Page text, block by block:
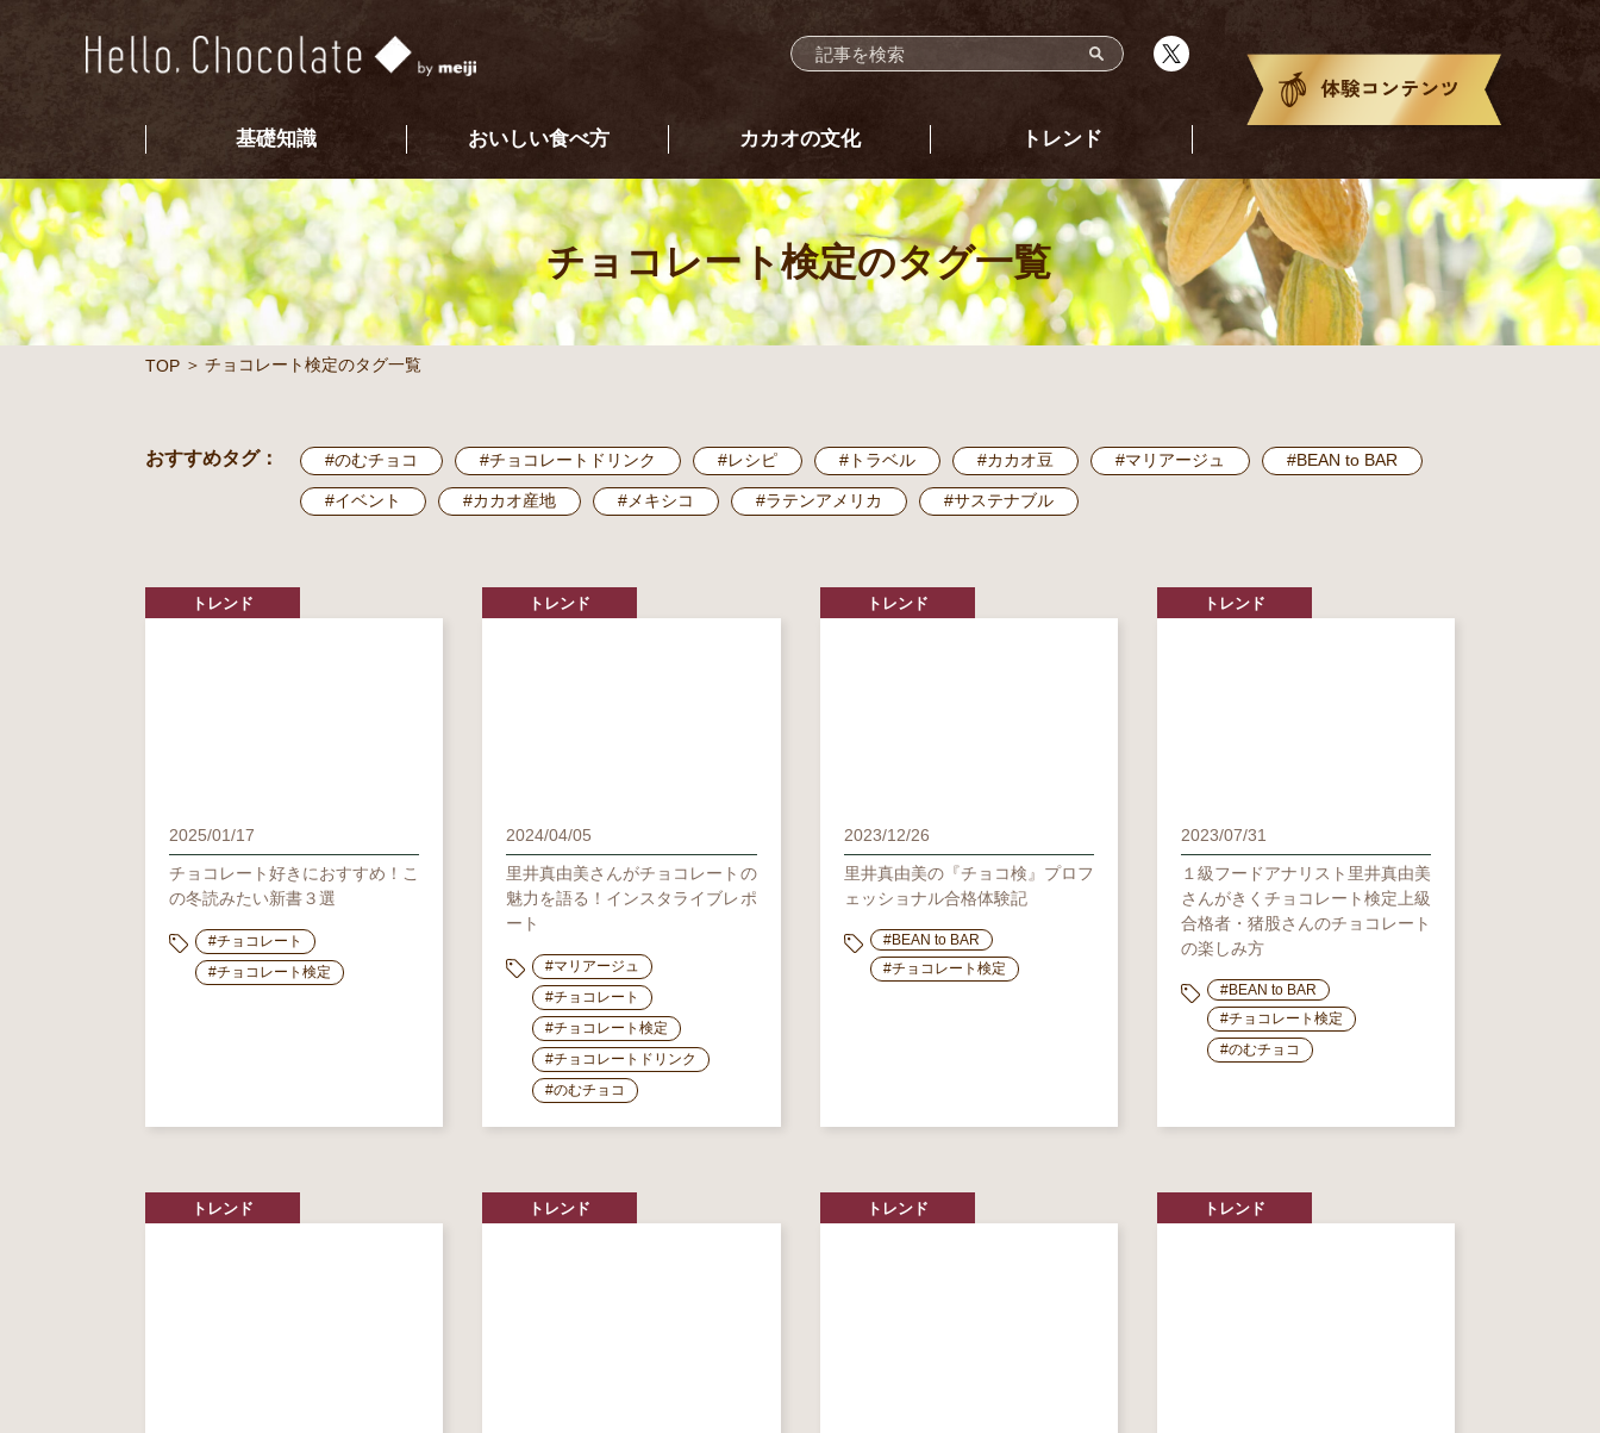
基礎知識 おいしい食べ方 カカオの文化 トレンド
チョコレート検定のタグ一覧
TOP チョコレート検定のタグ一覧
おすすめタグ： #のむチョコ #チョコレートドリンク #レシピ #トラベル #カカオ豆 #マリアージュ #BEAN to BAR
#イベント #カカオ産地 #メキシコ #ラテンアメリカ #サステナブル
トレンド
2025/01/17
チョコレート好きにおすすめ！こ
の冬読みたい新書３選
#チョコレート
#チョコレート検定
トレンド
2024/04/05
里井真由美さんがチョコレートの
魅力を語る！インスタライブレポ
ート
#マリアージュ
#チョコレート
#チョコレート検定
#チョコレートドリンク
#のむチョコ
トレンド
2023/12/26
里井真由美の『チョコ検』プロフ
ェッショナル合格体験記
#BEAN to BAR
#チョコレート検定
トレンド
2023/07/31
１級フードアナリスト里井真由美
さんがきくチョコレート検定上級
合格者・猪股さんのチョコレート
の楽しみ方
#BEAN to BAR
#チョコレート検定
#のむチョコ
トレンド トレンド トレンド トレンド